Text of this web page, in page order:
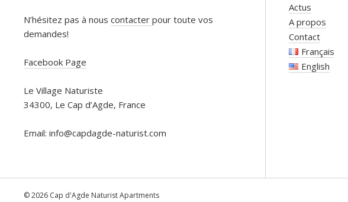
N’hésitez pas à nous contacter pour toute vos
demandes!
Facebook Page
Le Village Naturiste
34300, Le Cap d’Agde, France
Email: info@capdagde-naturist.com
Actus
A propos
Contact
Français
English
© 2026 Cap d'Agde Naturist Apartments